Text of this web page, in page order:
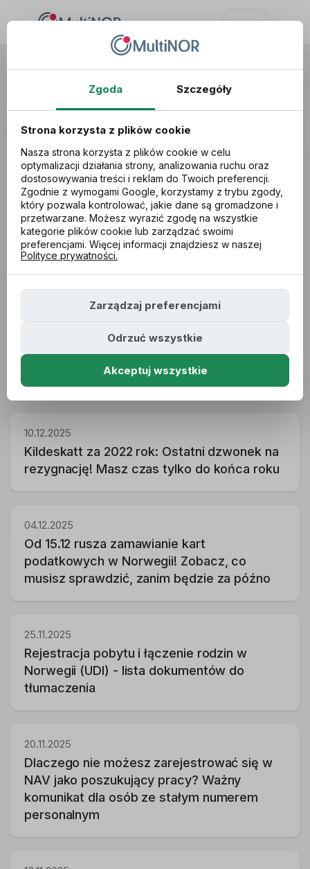
Kategoria:
22.12.2025
Karta podatkowa na rok 2026 - już możesz
zamówić! Sprawdź, co musisz wiedzieć
10.12.2025
Kildeskatt za 2022 rok: Ostatni dzwonek na
rezygnację! Masz czas tylko do końca roku
04.12.2025
Od 15.12 rusza zamawianie kart
podatkowych w Norwegii! Zobacz, co
musisz sprawdzić, zanim będzie za późno
25.11.2025
Rejestracja pobytu i łączenie rodzin w
Norwegii (UDI) - lista dokumentów do
tłumaczenia
20.11.2025
Dlaczego nie możesz zarejestrować się w
NAV jako poszukujący pracy? Ważny
komunikat dla osób ze stałym numerem
personalnym
Zgoda Szczegóły
Strona korzysta z plików cookie
Nasza strona korzysta z plików cookie w celu
optymalizacji działania strony, analizowania ruchu oraz
dostosowywania treści i reklam do Twoich preferencji.
Zgodnie z wymogami Google, korzystamy z trybu zgody,
który pozwala kontrolować, jakie dane są gromadzone i
przetwarzane. Możesz wyrazić zgodę na wszystkie
kategorie plików cookie lub zarządzać swoimi
preferencjami. Więcej informacji znajdziesz w naszej
Polityce prywatności.
Zarządzaj preferencjami
Odrzuć wszystkie
Akceptuj wszystkie